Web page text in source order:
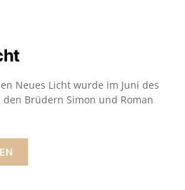
Neues Licht wurde im Juni des
den Brüdern Simon und Roman